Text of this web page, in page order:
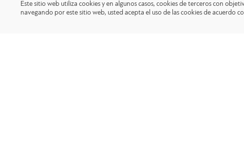
Este sitio web utiliza cookies y en algunos casos, cookies de terceros con
navegando por este sitio web, usted acepta el uso de las cookies de acuerdo